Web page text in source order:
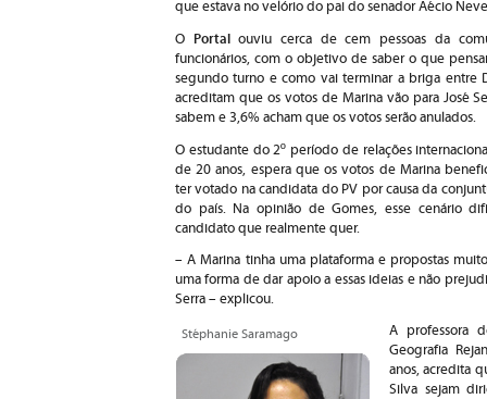
que estava no velório do pai do senador Aécio
O Portalouviu cerca de cem pessoas da
funcionários, com o objetivo de saber o que
segundo turno e como vai terminar a briga entre
acreditam que os votos de Marina vão para José
sabem e 3,6% acham que os votos serão anulados.
O estudante do 2º período de relações
de 20 anos, espera que os votos de Marina
ter votado na candidata do PV por causa da
do país. Na opinião de Gomes, esse cenário
candidato que realmente quer.
– A Marina tinha uma plataforma e propostas
uma forma de dar apoio a essas ideias e não
Serra – explicou.
Stéphanie Saramago
A professora
Geografia
anos, acredita
Silva sejam